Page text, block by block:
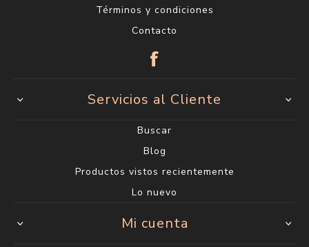
Términos y condiciones
Contacto
Servicios al Cliente
Buscar
Blog
Productos vistos recientemente
Lo nuevo
Mi cuenta